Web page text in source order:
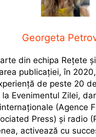
Georgeta
din echipa Rețete
publicației, în
de peste 20
la Evenimentul Zilei,
(Agence
Press) și radio
activează cu